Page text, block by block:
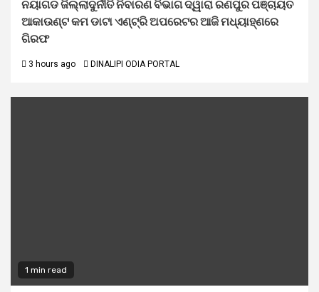
ନୟାଗଡ ଜିଲ୍ଲାଦୁର୍ନୀତି ନିବାରଣ ବିଭାଗ ଦ୍ୱାରା ରଣପୁର ପଞ୍ଚାୟତ
ଆକାଉଣ୍ଟ କମ ଡାଟା ଏଣ୍ଟ୍ରି ଅପରେଟର ଆଜି ମଧ୍ୟାହ୍‌ଣରେ
ଗିରଫ
3 hours ago DINALIPI ODIA PORTAL
1 min read